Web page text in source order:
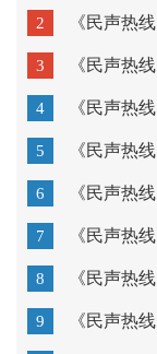
2
3
4
5
6
7
8
9